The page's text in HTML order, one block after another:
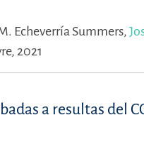
Echeverría Summers,
2021
a resultas del